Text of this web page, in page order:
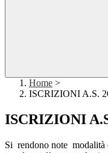
Home >
ISCRIZIONI A.S.
ISCRIZIONI
Si rendono note modalità